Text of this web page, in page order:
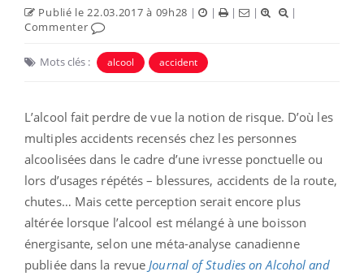
Publié le 22.03.2017 à 09h28 | | | |
|
Commenter
Mots clés : alcool accident
L’alcool fait perdre de vue la notion de risque. D’où les
multiples accidents recensés chez les personnes
alcoolisées dans le cadre d’une ivresse ponctuelle ou
lors d’usages répétés – blessures, accidents de la route,
chutes… Mais cette perception serait encore plus
altérée lorsque l’alcool est mélangé à une boisson
énergisante, selon une méta-analyse canadienne
publiée dans la revue Journal of Studies on Alcohol and